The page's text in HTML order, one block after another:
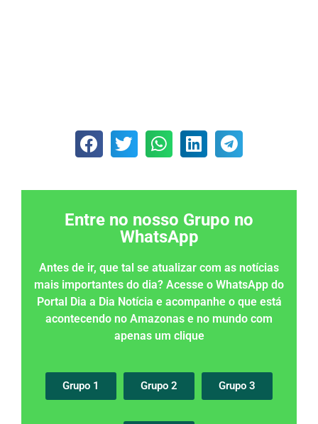
Entre no nosso Grupo no
WhatsApp
Antes de ir, que tal se atualizar com as notícias
mais importantes do dia? Acesse o WhatsApp do
Portal Dia a Dia Notícia e acompanhe o que está
acontecendo no Amazonas e no mundo com
apenas um clique
Grupo 1 Grupo 2 Grupo 3